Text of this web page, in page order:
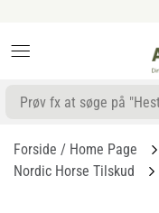
Forside / Home Page
Nordic Horse Tilskud